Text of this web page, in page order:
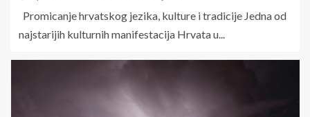
Promicanje hrvatskog jezika, kulture i tradicije Jedna od
najstarijih kulturnih manifestacija Hrvata u...